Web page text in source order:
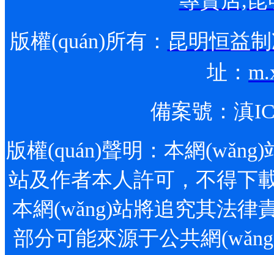
版權(quán)所有： 昆明恒益
址：
備案號： 滇
版權(quán)聲明：本網
站及作者本人許可，不得下載
本網(wǎng)站將追究其法律
部分可能來源于公共網